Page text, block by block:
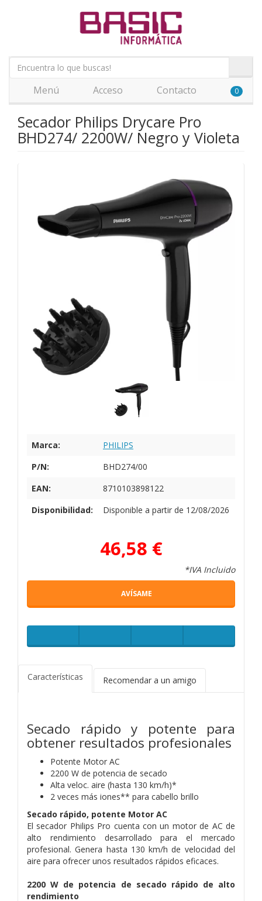
Menú Acceso Contacto 0
Secador Philips Drycare Pro
BHD274/ 2200W/ Negro y Violeta
Marca:
PHILIPS
P/N:
BHD274/00
EAN:
8710103898122
Disponibilidad:
Disponible a partir de 12/08/2026
46,58 €
*IVA Incluido
AVÍSAME
Características Recomendar a un amigo
Secado rápido y potente para
obtener resultados profesionales
Potente Motor AC
2200 W de potencia de secado
Alta veloc. aire (hasta 130 km/h)*
2 veces más iones** para cabello brillo
Secado rápido, potente Motor AC
El secador Philips Pro cuenta con un motor de AC de
alto rendimiento desarrollado para el mercado
profesional. Genera hasta 130 km/h de velocidad del
aire para ofrecer unos resultados rápidos eficaces.
2200 W de potencia de secado rápido de alto
rendimiento